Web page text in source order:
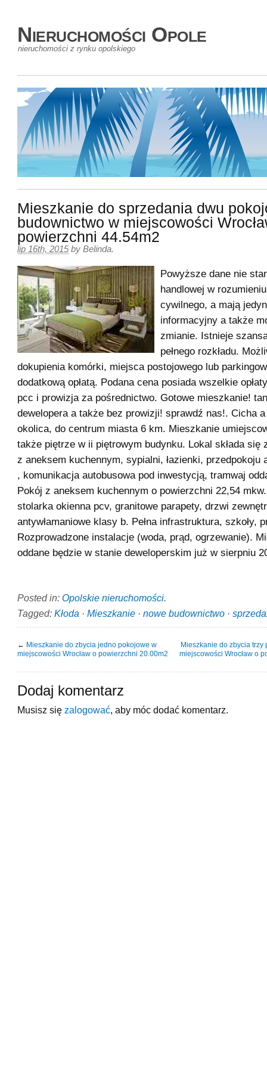
Nieruchomości Opole
nieruchomości z rynku opolskiego
Mieszkanie do sprzedania dwu
budownictwo w miejscowości
powierzchni 44.54m2
lip 16th, 2015 by Belinda.
Powyższe dane nie
handlowej w
cywilnego, a mają
informacyjny a także
zmianie. Istnieje
pełnego rozkładu.
dokupienia komórki, miejsca postojowego lub
dodatkową opłatą. Podana cena posiada wszelkie
pcc i prowizja za pośrednictwo. Gotowe mieszkanie!
dewelopera a także bez prowizji! sprawdź nas!. Cicha
okolica, do centrum miasta 6 km. Mieszkanie
także piętrze w ii piętrowym budynku. Lokal składa się
z aneksem kuchennym, sypialni, łazienki, przedpokoju
, komunikacja autobusowa pod inwestycją, tramwaj
Pokój z aneksem kuchennym o powierzchni 22,54
stolarka okienna pcv, granitowe parapety, drzwi
antywłamaniowe klasy b. Pełna infrastruktura, szkoły,
Rozprowadzone instalacje (woda, prąd, ogrzewanie).
oddane będzie w stanie deweloperskim już w sierpniu
Posted in: Opolskie nieruchomości.
Tagged: Kłoda · Mieszkanie · nowe budownictwo ·
← Mieszkanie do zbycia jedno pokojowe w
miejscowości Wrocław o powierzchni 20.00m2
Mieszkanie do zbycia
miejscowości Wrocław o
Dodaj komentarz
Musisz się zalogować , aby móc dodać komentarz.